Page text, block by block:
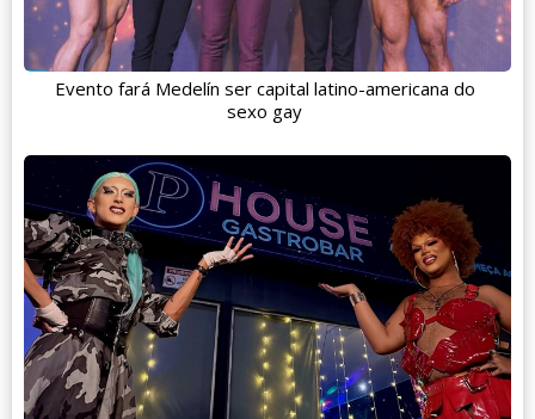
Evento fará Medelín ser capital latino-americana do
sexo gay